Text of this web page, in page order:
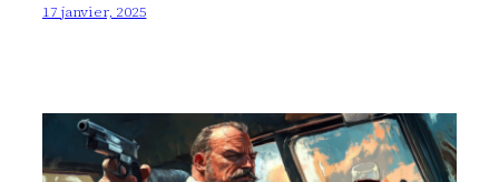
17 janvier, 2025